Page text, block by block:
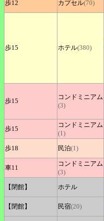
歩12 カプセル(70)
歩15 ホテル(380)
歩15
コンドミニアム
(3)
歩15
コンドミニアム
(1)
歩18 民泊(1)
車11
コンドミニアム
(3)
【閉館】 ホテル
【閉館】 民宿(20)